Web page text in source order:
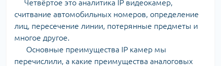
Четвёртое это аналитика IP видеокамер,
считвание автомобильных номеров, определение
лиц, пересечение линии, потерянные предметы и
многое другое.
Основные преимущества IP камер мы
перечислили, а какие преимущества аналоговых